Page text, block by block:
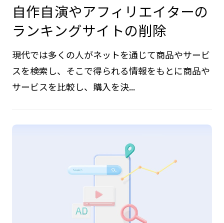
自作自演やアフィリエイターの
ランキングサイトの削除
現代では多くの人がネットを通じて商品やサービ
スを検索し、そこで得られる情報をもとに商品や
サービスを比較し、購入を決...